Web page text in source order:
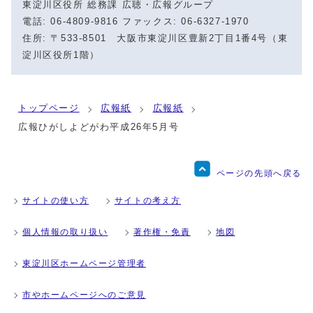
東淀川区役所 総務課 広聴・広報グループ
電話: 06-4809-9816 ファックス: 06-6327-1970
住所: 〒533-8501 大阪市東淀川区豊新2丁目1番4号（東
淀川区役所1階）
トップページ 広報紙
広報紙
広報ひがしよどがわ平成26年5月号
ページの先頭へ戻る
サイトの使い方 サイトの考え方
個人情報の取り扱い 著作権・免責 地図
東淀川区ホームページ管理者
市やホームページへのご意見